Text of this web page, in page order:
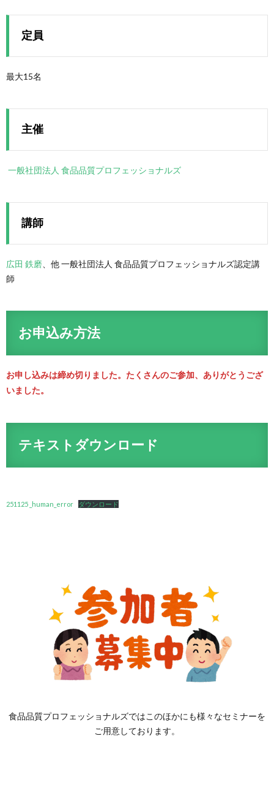
定員
最大15名
主催
一般社団法人 食品品質プロフェッショナルズ
講師
広田 鉄磨 、他 一般社団法人 食品品質プロフェッショナルズ認定講
師
お申込み方法
お申し込みは締め切りました。たくさんのご参加、ありがとうござ
いました。
テキストダウンロード
251125 _human_error ダウンロード
食品品質プロフェッショナルズではこのほかにも様々なセミナーを
ご用意しております。